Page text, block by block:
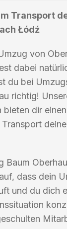
Transport
Łódź
von
dabei
du bei
richtig!
bieten dir
Baum
dass dein
und du dich